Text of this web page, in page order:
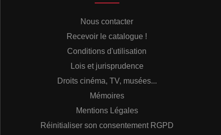
Nous contacter
Recevoir le catalogue !
Conditions d'utilisation
Lois et jurisprudence
Droits cinéma, TV, musées...
Mémoires
Mentions Légales
Réinitialiser son consentement RGPD